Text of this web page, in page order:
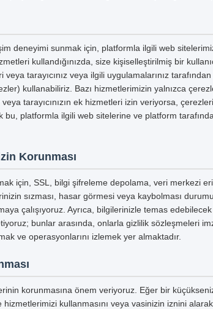
deneyimi sunmak için, platformla ilgili web
kullandığınızda, size kişiselleştirilmiş bir
tarayıcınız veya ilgili uygulamalarınız
kullanabiliriz. Bazı hizmetlerimizin yalnızca
veya tarayıcınızın ek hizmetleri izin veriyorsa,
bu, platformla ilgili web sitelerine ve platform
Korunması
için, SSL, bilgi şifreleme depolama, veri merkezi
sızması, hasar görmesi veya kaybolması
çalışıyoruz. Ayrıca, bilgilerinizle temas edebilecek
bunlar arasında, onlarla gizlilik sözleşmeleri
ve operasyonlarını izlemek yer almaktadır.
korunmasına önem veriyoruz. Eğer bir
hizmetlerimizi kullanmasını veya vasinizin iznini